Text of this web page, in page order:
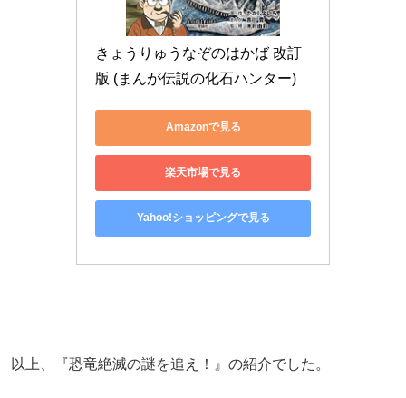
きょうりゅうなぞのはかば 改訂
版 (まんが伝説の化石ハンター)
Amazonで見る
楽天市場で見る
Yahoo!ショッピングで見る
以上、『恐竜絶滅の謎を追え！』の紹介でした。